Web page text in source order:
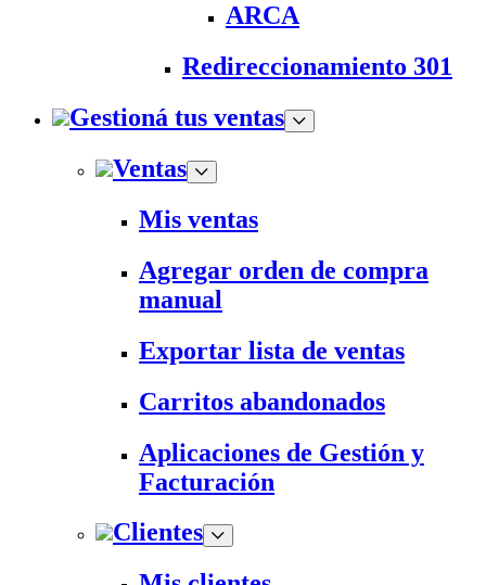
ARCA
Redireccionamiento 301
Gestioná tus ventas
Ventas
Mis ventas
Agregar orden de compra
manual
Exportar lista de ventas
Carritos abandonados
Aplicaciones de Gestión y
Facturación
Clientes